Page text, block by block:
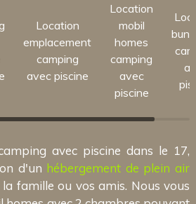
Location
emplacement
camping
avec piscine
Location
mobil
homes
camping
avec
piscine
avec piscine dans le 17,
d'un hébergement de plein air
famille ou vos amis. Nous vous